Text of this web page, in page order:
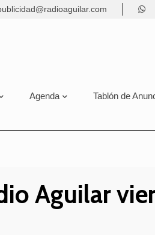
Agenda Tablón de
Aguilar